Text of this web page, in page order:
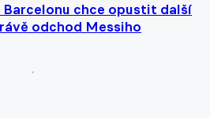
Barcelonu chce opustit další
odchod Messiho